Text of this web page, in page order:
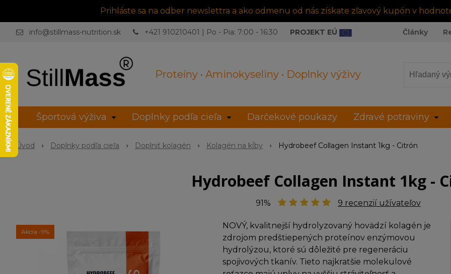
Prihláste sa na odber newslettra a ako odmenu od nás získate zľavový kupón v
Proteíny • Aminokyseliny • Doplnky výživy
info@stillmass-nutrition.sk +421 910210401 | Po - Pia: 7:00 - 16:30 PROJEKT EÚ Články
Športová výživa Doplnky podľa cieľa Darčekové poukazy Zdravé potraviny
Úvod Doplnky podľa cieľa Doplniť kolagén Kolagén na kĺby Hydrobeef Collagen Instant 1kg - Citrón
Hydrobeef Collagen Instant 1kg -
91% 9 recenzií užívateľov
Akcia -9%
NOVÝ, kvalitnejší hydrolyzovaný hovädzí kolagén je
zdrojom predštiepených proteínov enzýmovou
hydrolýzou, ktoré sú dôležité pre regeneráciu
spojivových tkanív. Tieto najkratšie molekulové